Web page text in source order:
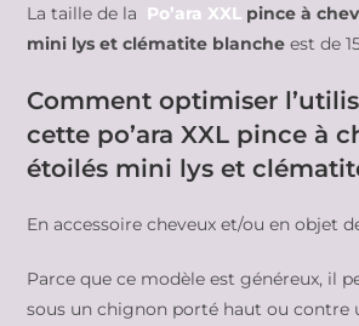
La taille de la Po’ara XXL pince à
mini lys et clématite blancheest de
Comment optimiser
cette po’ara XXL pince à
étoilés mini lys et
En accessoire cheveux et/ou en objet
Parce que ce modèle est généreux, il
sous un chignon porté haut ou contre